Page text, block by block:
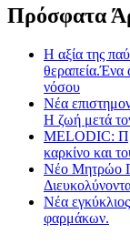
Πρόσφατα
Η αξία της
θεραπεία.Ένα
νόσου
Νέα
Η ζωή μετά
MELODIC:
καρκίνο και
Νέο Μητρώο
Νέα
φαρμάκων.